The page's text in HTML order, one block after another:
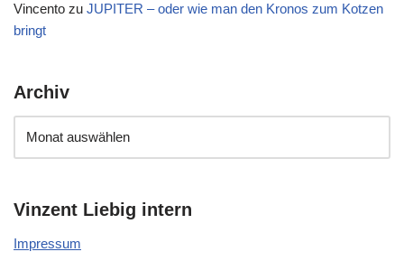
Vincento zu JUPITER – oder wie man den Kronos zum Kotzen
bringt
Archiv
Vinzent Liebig intern
Impressum